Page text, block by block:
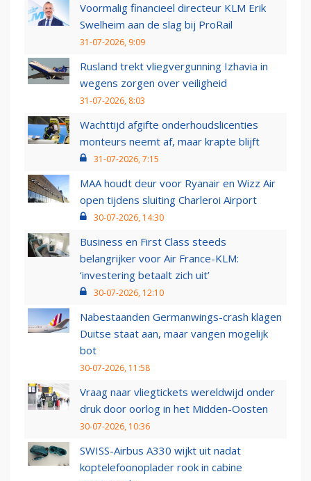
Voormalig financieel directeur KLM Erik
Swelheim aan de slag bij ProRail
31-07-2026, 9:09
Rusland trekt vliegvergunning Izhavia in
wegens zorgen over veiligheid
31-07-2026, 8:03
Wachttijd afgifte onderhoudslicenties
monteurs neemt af, maar krapte blijft
31-07-2026, 7:15
MAA houdt deur voor Ryanair en Wizz Air
open tijdens sluiting Charleroi Airport
30-07-2026, 14:30
Business en First Class steeds
belangrijker voor Air France-KLM:
‘investering betaalt zich uit’
30-07-2026, 12:10
Nabestaanden Germanwings-crash klagen
Duitse staat aan, maar vangen mogelijk
bot
30-07-2026, 11:58
Vraag naar vliegtickets wereldwijd onder
druk door oorlog in het Midden-Oosten
30-07-2026, 10:36
SWISS-Airbus A330 wijkt uit nadat
koptelefoonoplader rook in cabine